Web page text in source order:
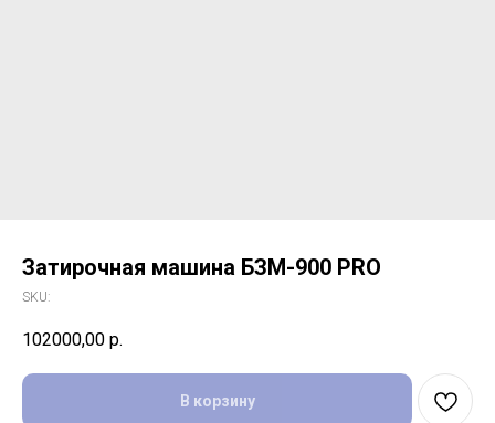
Затирочная машина БЗМ-900 PRO
SKU:
102000,00 р.
В корзину